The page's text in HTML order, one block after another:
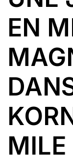
EN
MILE